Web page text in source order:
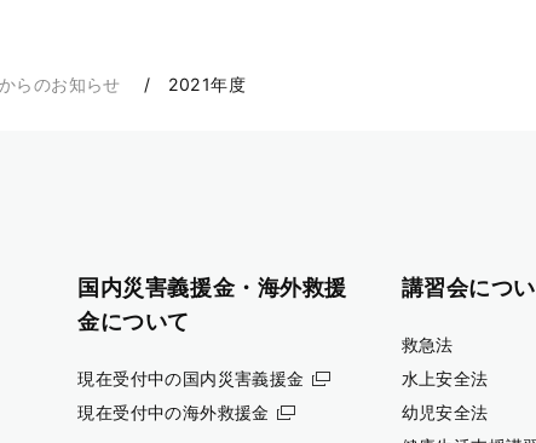
らのお知らせ 2021年度
国内災害義援金・海外救援
金について
現在受付中の国内災害義援金
現在受付中の海外救援金
講習会につ
救急法
水上安全法
幼児安全法